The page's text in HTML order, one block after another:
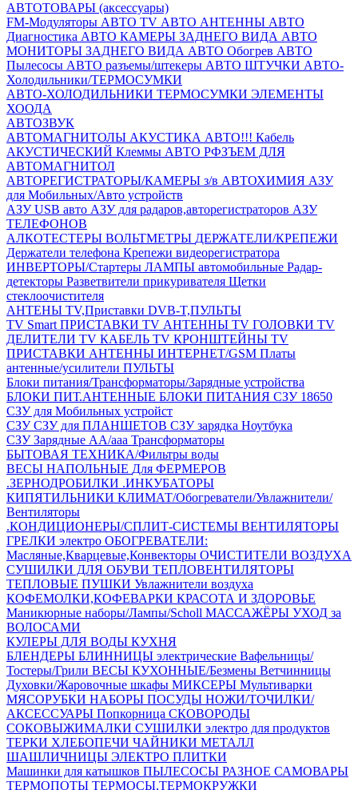
АВТОТОВАРЫ (аксессуары)
FM-Модуляторы АВТО TV АВТО АНТЕННЫ АВТО
Диагностика АВТО КАМЕРЫ ЗАДНЕГО ВИДА АВТО
МОНИТОРЫ ЗАДНЕГО ВИДА АВТО Обогрев АВТО
Пылесосы АВТО разъемы/штекеры АВТО ШТУЧКИ АВТО-
Холодильники/ТЕРМОСУМКИ
АВТО-ХОЛОДИЛЬНИКИ ТЕРМОСУМКИ ЭЛЕМЕНТЫ
ХООДА
АВТОЗВУК
АВТОМАГНИТОЛЫ АКУСТИКА АВТО!!! Кабель
АКУСТИЧЕСКИЙ Клеммы АВТО РФЗЪЕМ ДЛЯ
АВТОМАГНИТОЛ
АВТОРЕГИСТРАТОРЫ/КАМЕРЫ з/в АВТОХИМИЯ АЗУ
для Мобильных/Авто устройств
АЗУ USB авто АЗУ для радаров,авторегистраторов АЗУ
ТЕЛЕФОНОВ
АЛКОТЕСТЕРЫ ВОЛЬТМЕТРЫ ДЕРЖАТЕЛИ/КРЕПЕЖИ
Держатели телефона Крепежи видеорегистратора
ИНВЕРТОРЫ/Стартеры ЛАМПЫ автомобильные Радар-
детекторы Разветвители прикуривателя Щетки
стеклоочистителя
АНТЕНЫ ТV,Приставки DVB-T,ПУЛЬТЫ
TV Smart ПРИСТАВКИ TV АНТЕННЫ TV ГОЛОВКИ TV
ДЕЛИТЕЛИ TV КАБЕЛЬ TV КРОНШТЕЙНЫ TV
ПРИСТАВКИ АНТЕННЫ ИНТЕРНЕТ/GSM Платы
антенные/усилители ПУЛЬТЫ
Блоки питания/Трансформаторы/Зарядные устройства
БЛОКИ ПИТ.АНТЕННЫЕ БЛОКИ ПИТАНИЯ СЗУ 18650
СЗУ для Мобильных устройст
СЗУСЗУ для ПЛАНШЕТОВ СЗУ зарядка Ноутбука
СЗУ Зарядные АА/ааа Трансформаторы
БЫТОВАЯ ТЕХНИКА/Фильтры воды
ВЕСЫ НАПОЛЬНЫЕ Для ФЕРМЕРОВ
.ЗЕРНОДРОБИЛКИ .ИНКУБАТОРЫ
КИПЯТИЛЬНИКИ КЛИМАТ/Обогреватели/Увлажнители/
Вентиляторы
.КОНДИЦИОНЕРЫ/СПЛИТ-СИСТЕМЫ ВЕНТИЛЯТОРЫ
ГРЕЛКИ электро ОБОГРЕВАТЕЛИ:
Масляные,Кварцевые,Конвекторы ОЧИСТИТЕЛИ ВОЗДУХА
СУШИЛКИ ДЛЯ ОБУВИ ТЕПЛОВЕНТИЛЯТОРЫ
ТЕПЛОВЫЕ ПУШКИ Увлажнители воздуха
КОФЕМОЛКИ,КОФЕВАРКИ КРАСОТА И ЗДОРОВЬЕ
Маникюрные наборы/Лампы/Scholl МАССАЖЁРЫ УХОД за
ВОЛОСАМИ
КУЛЕРЫ ДЛЯ ВОДЫ КУХНЯ
БЛЕНДЕРЫ БЛИННИЦЫ электрические Вафельницы/
Тостеры/Грили ВЕСЫ КУХОННЫЕ/Безмены Ветчинницы
Духовки/Жаровочные шкафы МИКСЕРЫ Мультиварки
МЯСОРУБКИ НАБОРЫ ПОСУДЫ НОЖИ/ТОЧИЛКИ/
АКСЕССУАРЫ Попкорница СКОВОРОДЫ
СОКОВЫЖИМАЛКИ СУШИЛКИ электро для продуктов
ТЕРКИ ХЛЕБОПЕЧИ ЧАЙНИКИ МЕТАЛЛ
ШАШЛИЧНИЦЫ ЭЛЕКТРО ПЛИТКИ
Машинки для катышков ПЫЛЕСОСЫ РАЗНОЕ САМОВАРЫ
ТЕРМОПОТЫ ТЕРМОСЫ,ТЕРМОКРУЖКИ